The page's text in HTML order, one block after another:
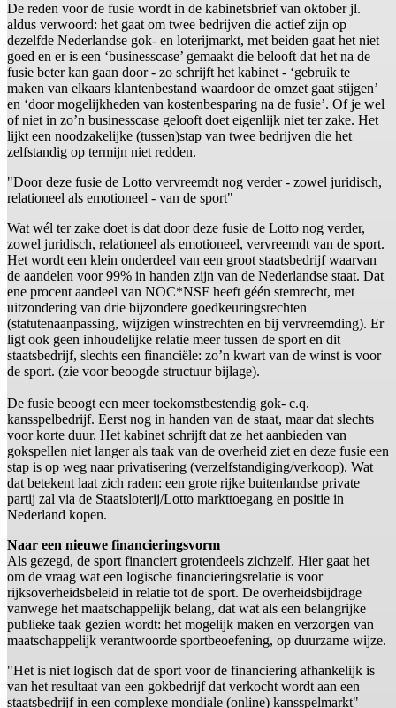
De reden voor de fusie wordt in de kabinetsbrief van oktober jl.
aldus verwoord: het gaat om twee bedrijven die actief zijn op
dezelfde Nederlandse gok- en loterijmarkt, met beiden gaat het niet
goed en er is een ‘businesscase’ gemaakt die belooft dat het na de
fusie beter kan gaan door - zo schrijft het kabinet - ‘gebruik te
maken van elkaars klantenbestand waardoor de omzet gaat stijgen’
en ‘door mogelijkheden van kostenbesparing na de fusie’. Of je wel
of niet in zo’n businesscase gelooft doet eigenlijk niet ter zake. Het
lijkt een noodzakelijke (tussen)stap van twee bedrijven die het
zelfstandig op termijn niet redden.
"Door deze fusie de Lotto vervreemdt nog verder - zowel juridisch,
relationeel als emotioneel - van de sport"
Wat wél ter zake doet is dat door deze fusie de Lotto nog verder,
zowel juridisch, relationeel als emotioneel, vervreemdt van de sport.
Het wordt een klein onderdeel van een groot staatsbedrijf waarvan
de aandelen voor 99% in handen zijn van de Nederlandse staat. Dat
ene procent aandeel van NOC*NSF heeft géén stemrecht, met
uitzondering van drie bijzondere goedkeuringsrechten
(statutenaanpassing, wijzigen winstrechten en bij vervreemding). Er
ligt ook geen inhoudelijke relatie meer tussen de sport en dit
staatsbedrijf, slechts een financiële: zo’n kwart van de winst is voor
de sport. (zie voor beoogde structuur bijlage).
De fusie beoogt een meer toekomstbestendig gok- c.q.
kansspelbedrijf. Eerst nog in handen van de staat, maar dat slechts
voor korte duur. Het kabinet schrijft dat ze het aanbieden van
gokspellen niet langer als taak van de overheid ziet en deze fusie een
stap is op weg naar privatisering (verzelfstandiging/verkoop). Wat
dat betekent laat zich raden: een grote rijke buitenlandse private
partij zal via de Staatsloterij/Lotto markttoegang en positie in
Nederland kopen.
Naar een nieuwe financieringsvorm
Als gezegd, de sport financiert grotendeels zichzelf. Hier gaat het
om de vraag wat een logische financieringsrelatie is voor
rijksoverheidsbeleid in relatie tot de sport. De overheidsbijdrage
vanwege het maatschappelijk belang, dat wat als een belangrijke
publieke taak gezien wordt: het mogelijk maken en verzorgen van
maatschappelijk verantwoorde sportbeoefening, op duurzame wijze.
"Het is niet logisch dat de sport voor de financiering afhankelijk is
van het resultaat van een gokbedrijf dat verkocht wordt aan een
staatsbedrijf in een complexe mondiale (online) kansspelmarkt"